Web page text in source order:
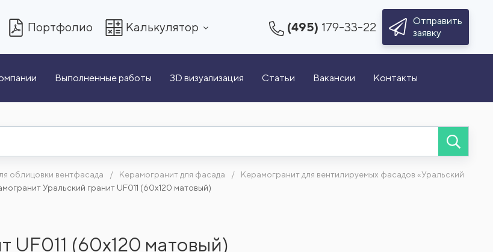
Портфолио Калькулятор (495) 179-33-22
Отправить
заявку
Выполненные работы 3D визуализация Статьи Вакансии Контакты
облицовки вентфасада Керамогранит для фасада
Керамогранит для вентилируемых фасадов «Уральский
Уральский гранит UF011 (60x120 матовый)
UF011 (60x120 матовый)